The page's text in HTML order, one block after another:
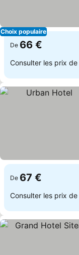
Choix populaire
De 66 €
Consulter les prix de
De 67 €
Consulter les prix de